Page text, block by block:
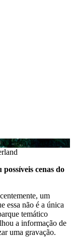
junho de 2021.
cenas do
um
essa não é a única
temático
a informação de
uma gravação.